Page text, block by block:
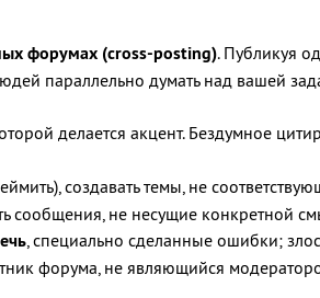
форумах (cross-posting). Публикуя
параллельно думать над вашей
делается акцент. Бездумное
создавать темы, не
сообщения, не несущие конкретной
, специально сделанные ошибки;
форума, не являющийся